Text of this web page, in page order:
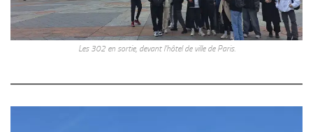
Les 302 en sortie, devant l’hôtel de ville de Paris.